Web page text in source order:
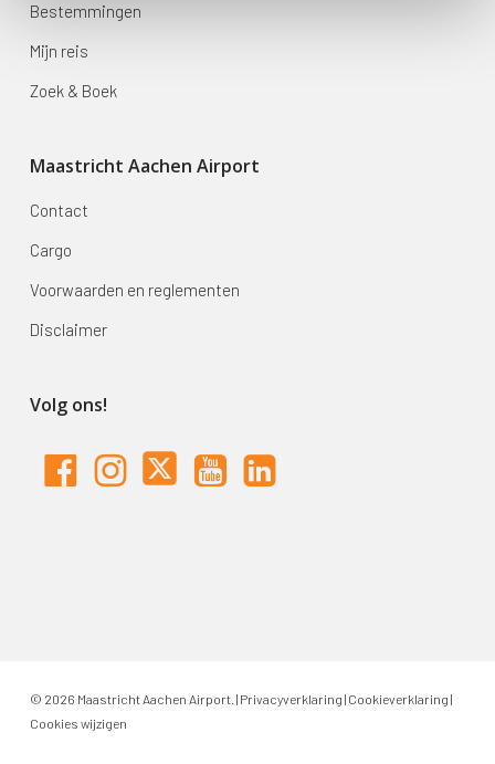
Bestemmingen
Mijn reis
Zoek & Boek
Maastricht Aachen Airport
Contact
Cargo
Voorwaarden en reglementen
Disclaimer
Volg ons!
© 2026 Maastricht Aachen Airport. |Privacyverklaring | Cookieverklaring |
Cookies wijzigen